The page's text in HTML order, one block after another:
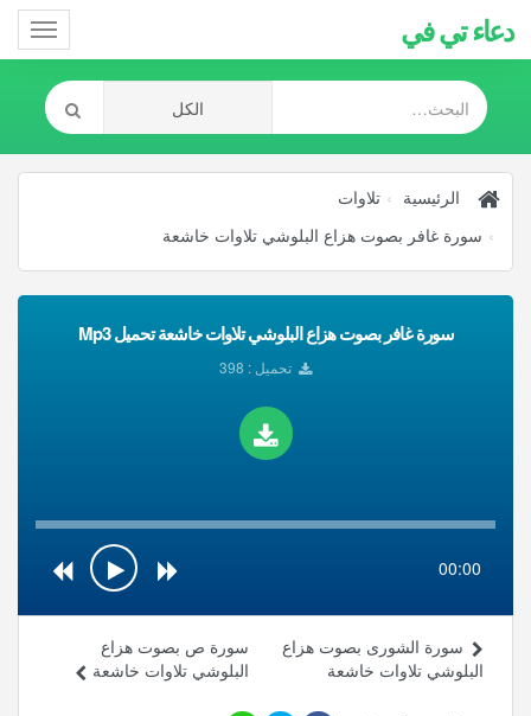
دعاء تي في
الرئيسية
تلاوات
سورة غافر بصوت هزاع البلوشي تلاوات خاشعة
سورة غافر بصوت هزاع البلوشي تلاوات خاشعة تحميل Mp3
تحميل : 398
00:00
سورة ص بصوت هزاع
البلوشي تلاوات خاشعة
سورة الشورى بصوت هزاع
البلوشي تلاوات خاشعة